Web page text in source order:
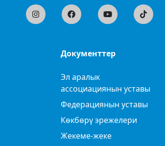
Документтер
Эл аралык
ассоциациянын уставы
Федерациянын уставы
Көкбөрү эрежелери
Жекеме-жеке